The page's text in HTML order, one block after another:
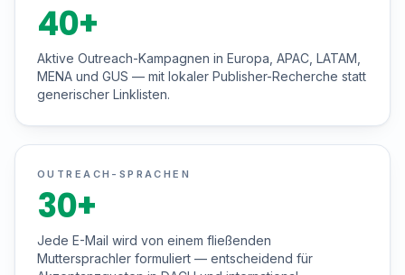
40+
Aktive Outreach-Kampagnen in Europa, APAC, LATAM,
MENA und GUS — mit lokaler Publisher-Recherche statt
generischer Linklisten.
OUTREACH-SPRACHEN
30+
Jede E-Mail wird von einem fließenden
Muttersprachler formuliert — entscheidend für